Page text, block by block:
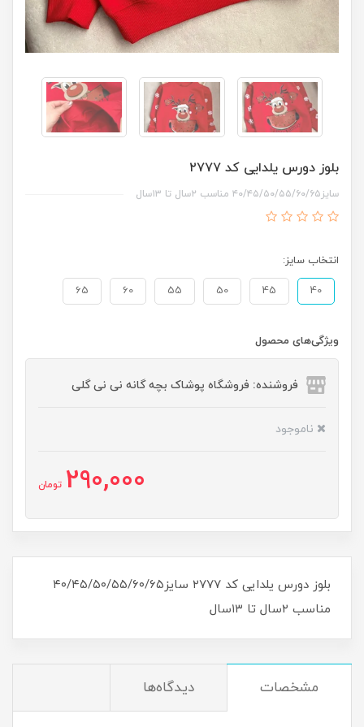
بلوز دورس یلدایی کد ۲۷۷۷
سایز۴۰/۴۵/۵۰/۵۵/۶۰/۶۵ مناسب ۲سال تا ۱۳سال
انتخاب سایز:
40
45
50
55
60
65
ویژگی‌های محصول
فروشنده: فروشگاه پوشاک بچه گانه نی نی گلی
ناموجود
290,000 تومان
بلوز دورس یلدایی کد ۲۷۷۷ سایز۴۰/۴۵/۵۰/۵۵/۶۰/۶۵
مناسب ۲سال تا ۱۳سال
مشخصات دیدگاه‌ها